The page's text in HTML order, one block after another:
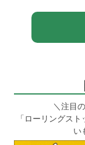
＼注目
「ローリングス
い